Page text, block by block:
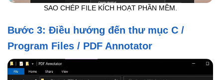
SAO CHÉP FILE KÍCH HOẠT PHẦN MỀM.
Bước 3: Điều hướng đến thư mục C /
Program Files / PDF Annotator